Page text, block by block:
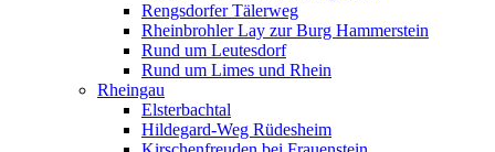
Rengsdorfer Tälerweg
Rheinbrohler Lay zur Burg Hammerstein
Rund um Leutesdorf
Rund um Limes und Rhein
Rheingau
Elsterbachtal
Hildegard-Weg Rüdesheim